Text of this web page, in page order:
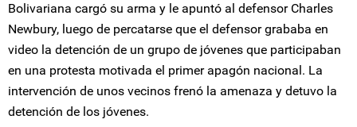
Bolivariana cargó su arma y le apuntó al defensor Charles
Newbury, luego de percatarse que el defensor grababa en
video la detención de un grupo de jóvenes que participaban
en una protesta motivada el primer apagón nacional. La
intervención de unos vecinos frenó la amenaza y detuvo la
detención de los jóvenes.